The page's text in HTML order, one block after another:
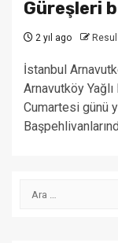
Güreşleri
2 yıl ago
İstanbul
Arnavutköy
Cumartesi günü
Arama: